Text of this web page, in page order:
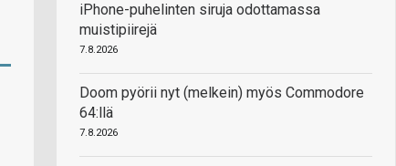
iPhone-puhelinten siruja odottamassa
muistipiirejä
7.8.2026
Doom pyörii nyt (melkein) myös Commodore
64:llä
7.8.2026